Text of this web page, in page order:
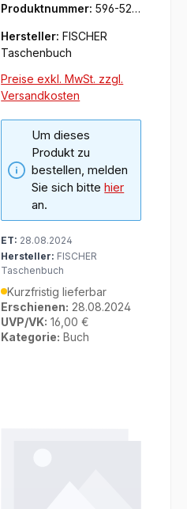
Produktnummer:596-523
Hersteller:FISCHER
Taschenbuch
Preise exkl. MwSt. zzgl.
Versandkosten
Um dieses
Produkt zu
bestellen, melden
Sie sich bittehier
an.
ET: 28.08.2024
Hersteller: FISCHER
Taschenbuch
Kurzfristig lieferbar
Erschienen: 28.08.2024
UVP/VK: 16,00 €
Kategorie: Buch